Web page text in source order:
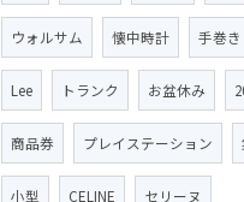
ウォルサム 懐中時計 手巻き
Lee トランク お盆休み
商品券 プレイステーション
小型 CELINE セリーヌ